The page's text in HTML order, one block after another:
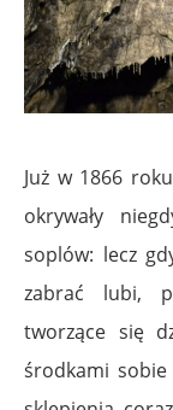
Już w 1866
okrywały
soplów: lecz
zabrać lubi,
tworzące się
środkami